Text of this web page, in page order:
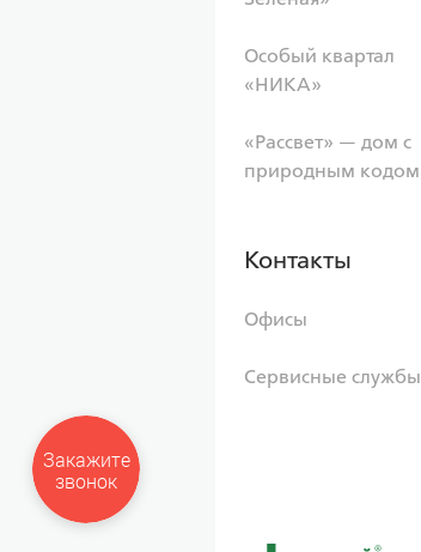
Особый квартал
«НИКА»
«Рассвет» — дом с
природным кодом
Контакты
Офисы
Сервисные службы
Закажите
звонок